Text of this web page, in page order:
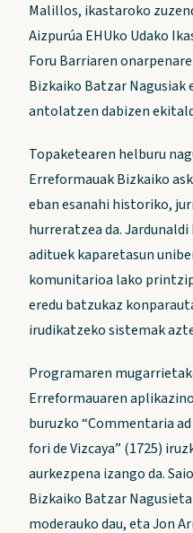
Malillos, ikastaroko
Aizpurúa EHUko Udako
Foru Barriaren
Bizkaiko Batzar Nagusiak
antolatzen dabizen
Topaketearen helburu
Erreformauak Bizkaiko
eban esanahi historiko,
hurreratzea da.
adituek kaparetasun
komunitarioa lako
eredu batzukaz
irudikatzeko sistemak
Programaren
Erreformauaren
buruzko “Commentaria
fori de Vizcaya” (1725)
aurkezpena izango da.
Bizkaiko Batzar
moderauko dau, eta Jon